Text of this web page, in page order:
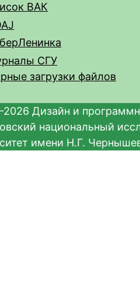
ВАК
СГУ
загрузки файлов
Дизайн и
национальный
имени Н.Г.